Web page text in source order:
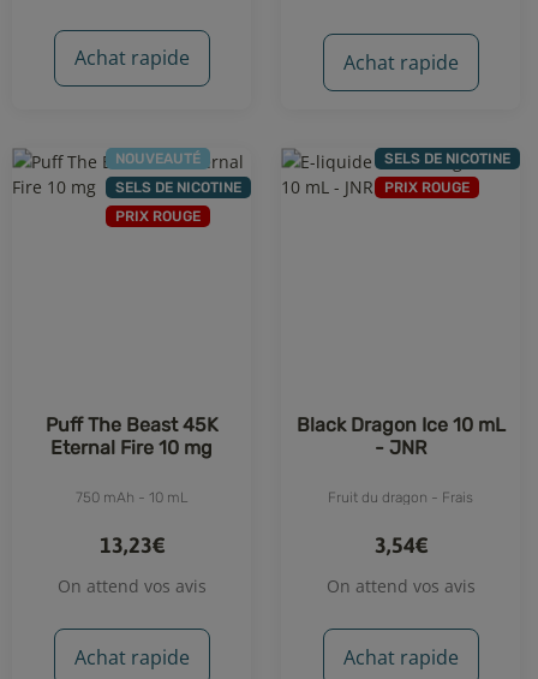
Achat rapide Achat rapide
NOUVEAUTÉ
SELS DE NICOTINE
PRIX ROUGE
Puff The Beast 45K
Eternal Fire 10 mg
750 mAh - 10 mL
13,23€
On attend vos avis
Achat rapide
SELS DE NICOTINE
PRIX ROUGE
Black Dragon Ice 10 mL
- JNR
Fruit du dragon - Frais
3,54€
On attend vos avis
Achat rapide